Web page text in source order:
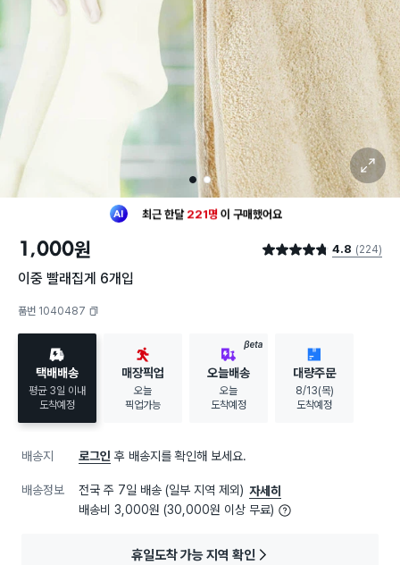
1 2
확대 보기
최근 한달 221명 이 구매했어요
구매했어요
1,000원 별점 4.8점 4.8 (224)
이중 빨래집게 6개입
품번 1040487
택배배송
평균 3일 이내
도착예정
매장픽업
오늘
픽업가능
BETA
오늘배송
오늘
도착예정
대량주문
8/13(목)
도착예정
배송지 로그인 후 배송지를 확인해 보세요.
배송정보 전국 주 7일 배송 (일부 지역 제외) 자세히
배송비 3,000원 (30,000원 이상 무료)
휴일도착 가능 지역 확인